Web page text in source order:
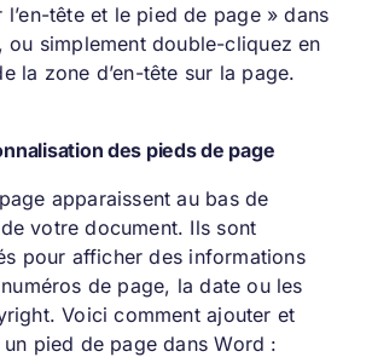
l’en-tête et le pied de page » dans
ou simplement double-cliquez en
la zone d’en-tête sur la page.
des pieds de page
apparaissent au bas de
votre document. Ils sont
pour afficher des informations
de page, la date ou les
Voici comment ajouter et
pied de page dans Word :